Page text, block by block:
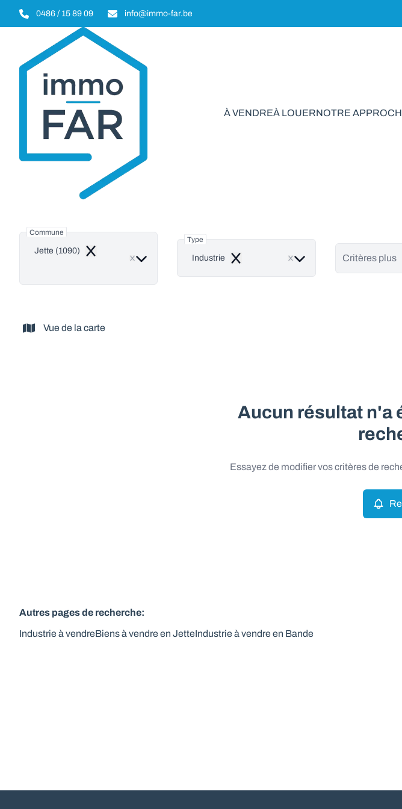
Aller au contenu principal
0486 / 15 89 09 info@immo-far.be
À VENDREÀ LOUERNOTRE
Commune
Jette (1090) Remove
Type
Industrie Remove Critères plus
Vue de la carte
Aucun résultat n'a
Essayez de modifier vos critères de
Autres pages de recherche:
Industrie à vendreBiens à vendre en JetteIndustrie à vendre en Bande